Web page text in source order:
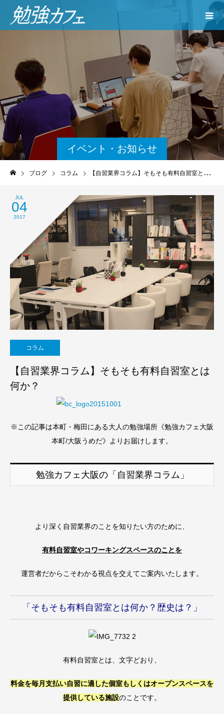
イベント・お知らせ
ブログ コラム 【自習業界コラム】そもそも有料自習室とは何か？
JUL
04
2017
コラム
【自習業界コラム】そもそも有料自習室とは
何か？
※この記事は本町・梅田にある大人の勉強場所《勉強カフェ大阪
本町/大阪うめだ》よりお届けします。
勉強カフェ大阪の「自習業界コラム」
より深く自習業界のことを知りたい方のために、
有料自習室やコワーキングスペースのことを
運営者だからこそわかる視点を交えてご案内いたします。
「そもそも有料自習室とは何か？歴史は？」
有料自習室とは、文字どおり、
料金を毎月支払い自習に適した個室もしくはオープンスペースを
提供している施設のことです。